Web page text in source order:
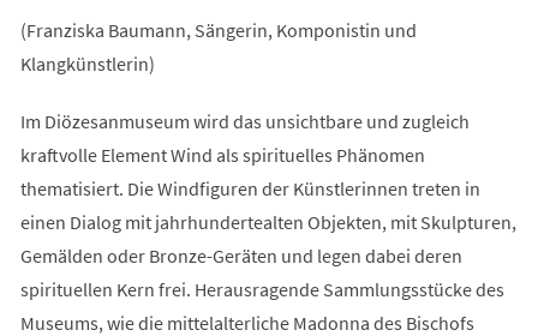
(Franziska Baumann, Sängerin, Komponistin und
Klangkünstlerin)
Im Diözesanmuseum wird das unsichtbare und zugleich
kraftvolle Element Wind als spirituelles Phänomen
thematisiert. Die Windfiguren der Künstlerinnen treten in
einen Dialog mit jahrhundertealten Objekten, mit Skulpturen,
Gemälden oder Bronze-Geräten und legen dabei deren
spirituellen Kern frei. Herausragende Sammlungsstücke des
Museums, wie die mittelalterliche Madonna des Bischofs